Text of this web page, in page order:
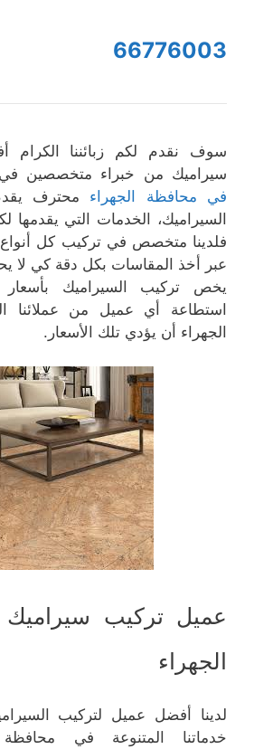
66776003
سوف نقدم لكم زبائننا
سيراميك من خبراء متخصصين
في محافظة الجهراء محترف
السيراميك، الخدمات التي يقدمها
فلدينا متخصص في تركيب كل
عبر أخذ المقاسات بكل دقة كي لا
يخص تركيب السيراميك
استطاعة أي عميل من عملائنا
الجهراء أن يؤدي تلك الأسعار.
عميل تركيب
الجهراء
لدينا أفضل عميل لتركيب
خدماتنا المتنوعة في محافظة